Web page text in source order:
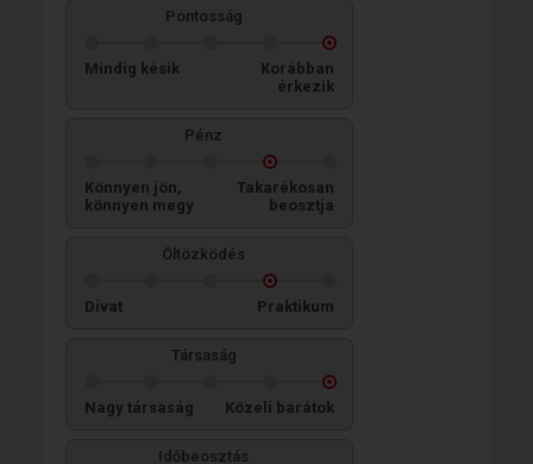
Pontosság
Mindig késik
Korábban
érkezik
Pénz
Könnyen jön,
könnyen megy
Takarékosan
beosztja
Öltözködés
Divat Praktikum
Társaság
Nagy társaság Közeli barátok
Időbeosztás